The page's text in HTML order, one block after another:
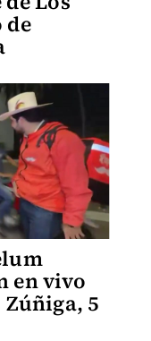
de
en vivo
5